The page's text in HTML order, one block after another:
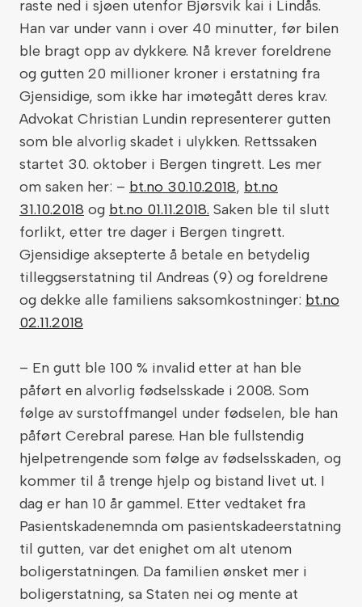
raste ned i sjøen utenfor Bjørsvik kai i Lindås.
Han var under vann i over 40 minutter, før bilen
ble bragt opp av dykkere. Nå krever foreldrene
og gutten 20 millioner kroner i erstatning fra
Gjensidige, som ikke har imøtegått deres krav.
Advokat Christian Lundin representerer gutten
som ble alvorlig skadet i ulykken. Rettssaken
startet 30. oktober i Bergen tingrett. Les mer
om saken her: – bt.no 30.10.2018, bt.no
31.10.2018 og bt.no 01.11.2018. Saken ble til slutt
forlikt, etter tre dager i Bergen tingrett.
Gjensidige aksepterte å betale en betydelig
tilleggserstatning til Andreas (9) og foreldrene
og dekke alle familiens saksomkostninger: bt.no
02.11.2018
– En gutt ble 100 % invalid etter at han ble
påført en alvorlig fødselsskade i 2008. Som
følge av surstoffmangel under fødselen, ble han
påført Cerebral parese. Han ble fullstendig
hjelpetrengende som følge av fødselsskaden, og
kommer til å trenge hjelp og bistand livet ut. I
dag er han 10 år gammel. Etter vedtaket fra
Pasientskadenemnda om pasientskadeerstatning
til gutten, var det enighet om alt utenom
boligerstatningen. Da familien ønsket mer i
boligerstatning, sa Staten nei og mente at